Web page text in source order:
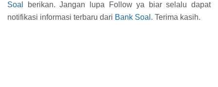
Soal
berikan. Jangan lupa Follow ya biar selalu dapat
notifikasi informasi terbaru dari Bank Soal . Terima kasih.